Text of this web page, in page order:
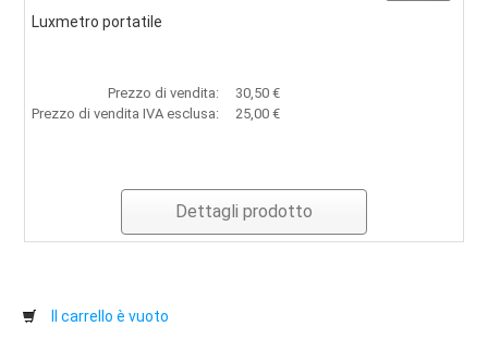
Luxmetro portatile
Prezzo di vendita:
30,50 €
Prezzo di vendita IVA esclusa:
25,00 €
Dettagli prodotto
Il carrello è vuoto